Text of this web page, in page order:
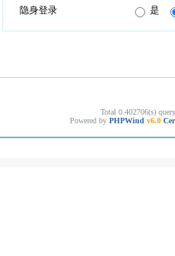
隐身登录 是
Total 0.402706(s)
Powered by PHPWind v6.0